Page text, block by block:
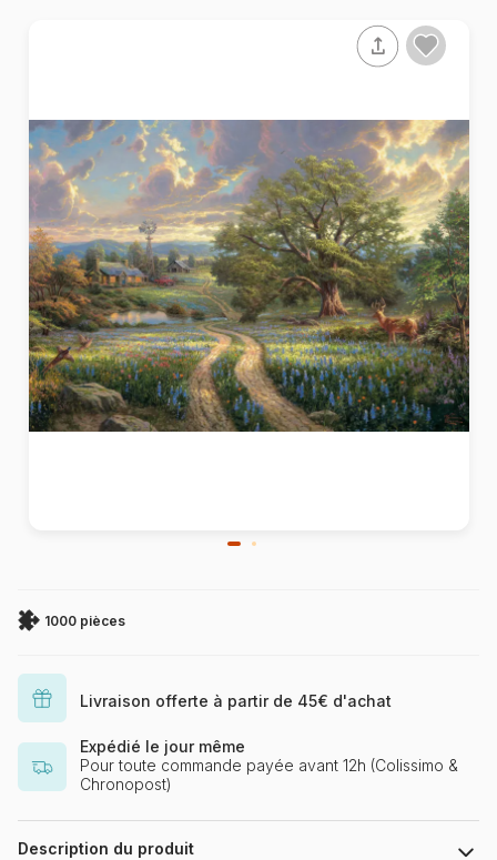
1000 pièces
Livraison offerte à partir de 45€ d'achat
Expédié le jour même
Pour toute commande payée avant 12h (Colissimo &
Chronopost)
Description du produit